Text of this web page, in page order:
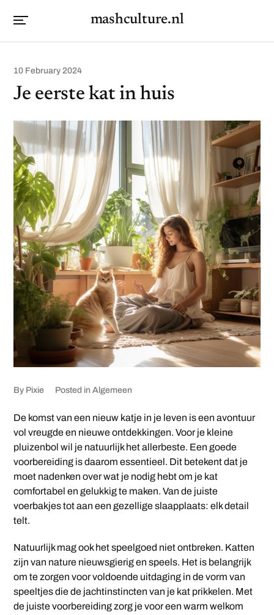
mashculture.nl
10 February 2024
Je eerste kat in huis
By Pixie Posted in Algemeen
De komst van een nieuw katje in je leven is een avontuur
vol vreugde en nieuwe ontdekkingen. Voor je kleine
pluizenbol wil je natuurlijk het allerbeste. Een goede
voorbereiding is daarom essentieel. Dit betekent dat je
moet nadenken over wat je nodig hebt om je kat
comfortabel en gelukkig te maken. Van de juiste
voerbakjes tot aan een gezellige slaapplaats: elk detail
telt.
Natuurlijk mag ook het speelgoed niet ontbreken. Katten
zijn van nature nieuwsgierig en speels. Het is belangrijk
om te zorgen voor voldoende uitdaging in de vorm van
speeltjes die de jachtinstincten van je kat prikkelen. Met
de juiste voorbereiding zorg je voor een warm welkom